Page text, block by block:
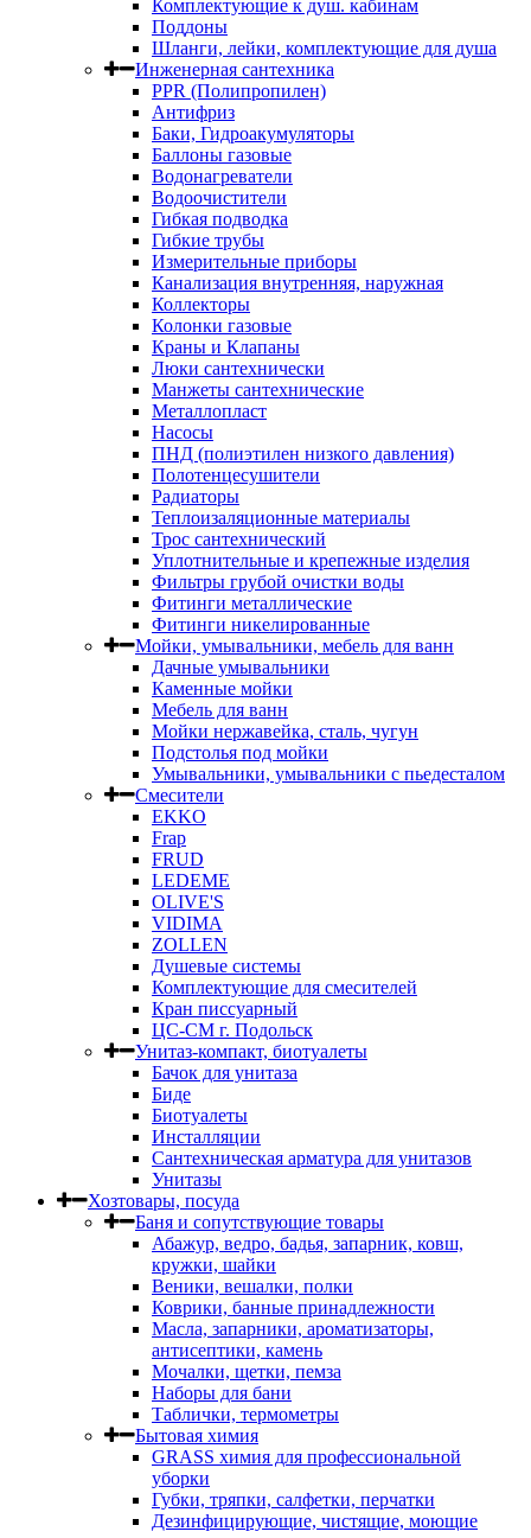
Комплектующие к душ. кабинам
Поддоны
Шланги, лейки, комплектующие для душа
Инженерная сантехника
PPR (Полипропилен)
Антифриз
Баки, Гидроакумуляторы
Баллоны газовые
Водонагреватели
Водоочистители
Гибкая подводка
Гибкие трубы
Измерительные приборы
Канализация внутренняя, наружная
Коллекторы
Колонки газовые
Краны и Клапаны
Люки сантехнически
Манжеты сантехнические
Металлопласт
Насосы
ПНД (полиэтилен низкого давления)
Полотенцесушители
Радиаторы
Теплоизаляционные материалы
Трос сантехнический
Уплотнительные и крепежные изделия
Фильтры грубой очистки воды
Фитинги металлические
Фитинги никелированные
Мойки, умывальники, мебель для ванн
Дачные умывальники
Каменные мойки
Мебель для ванн
Мойки нержавейка, сталь, чугун
Подстолья под мойки
Умывальники, умывальники с пьедесталом
Смесители
EKKO
Frap
FRUD
LEDEME
OLIVE'S
VIDIMA
ZOLLEN
Душевые системы
Комплектующие для смесителей
Кран писсуарный
ЦС-СМ г. Подольск
Унитаз-компакт, биотуалеты
Бачок для унитаза
Биде
Биотуалеты
Инсталляции
Сантехническая арматура для унитазов
Унитазы
Хозтовары, посуда
Баня и сопутствующие товары
Абажур, ведро, бадья, запарник, ковш,
кружки, шайки
Веники, вешалки, полки
Коврики, банные принадлежности
Масла, запарники, ароматизаторы,
антисептики, камень
Мочалки, щетки, пемза
Наборы для бани
Таблички, термометры
Бытовая химия
GRASS химия для профессиональной
уборки
Губки, тряпки, салфетки, перчатки
Дезинфицирующие, чистящие, моющие